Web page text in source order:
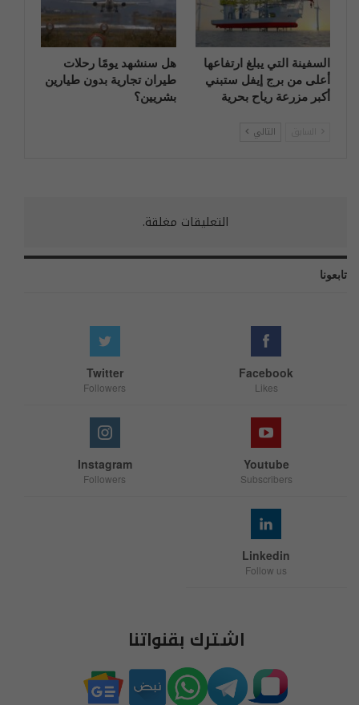
السفينة التي يبلغ ارتفاعها
أعلى من برج إيفل ستبني
أكبر مزرعة رياح بحرية
هل سنشهد يومًا رحلات
طيران تجارية بدون طيارين
بشريين؟
التالي
التعليقات مغلقة.
تابعونا
Facebook
Likes
Twitter
Followers
Youtube
Subscribers
Instagram
Followers
Linkedin
Follow us
اشترك بقنواتنا